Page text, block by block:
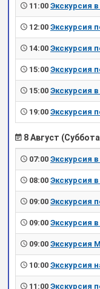
11:00 Экскурсия
12:00 Экскурсия
14:00 Экскурсия
15:00 Экскурсия
15:00 Экскурсия
19:00 Экскурсия
8 Август
07:00 Экскурсия
08:00 Экскурсия
09:00 Экскурсия
09:00 Экскурсия
09:00 Экскурсия
10:00 Экскурсия
11:00 Экскурсия